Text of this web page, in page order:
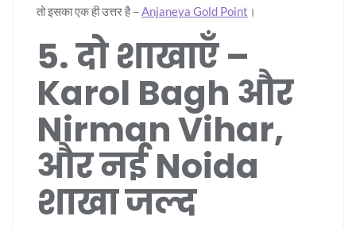
तो इसका एक ही उत्तर है –Anjaneya Gold Point ।
5. दो शाखाएँ –
Karol Bagh और
Nirman Vihar,
और नई Noida
शाखा जल्द